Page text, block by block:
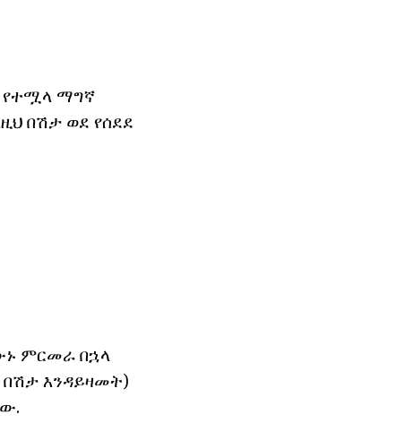
የተሟላ ማግኛ
በሽታ ወደ የሰደደ
ምርመራ በኋላ
እንዳይዛመት)